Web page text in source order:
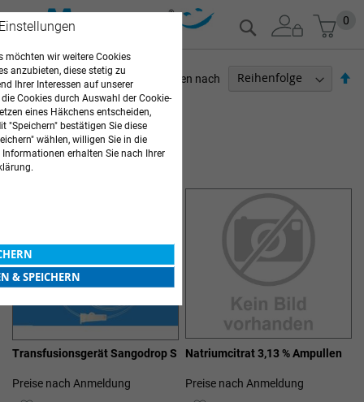
Zum
Inhalt
0
Suche
2Elemente
Sortieren nach
OZONTHERAPIE
Transfusionsgerät Sangodrop S
Preise nach Anmeldung
Natriumcitrat 3,13 % Ampullen
Preise nach Anmeldung
ARZTBEDARF
möchten wir weitere Cookies
anzubieten, diese stetig zu
Ihrer Interessen auf unserer
Cookies durch Auswahl der Cookie-
eines Häkchens entscheiden,
"Speichern" bestätigen Sie diese
wählen, willigen Sie in die
erhalten Sie nach Ihrer
& SPEICHERN